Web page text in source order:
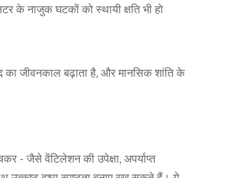
के नाजुक घटकों को स्थायी क्षति भी हो
का जीवनकाल बढ़ाता है, और मानसिक शांति के
- जैसे वेंटिलेशन की उपेक्षा, अपर्याप्त